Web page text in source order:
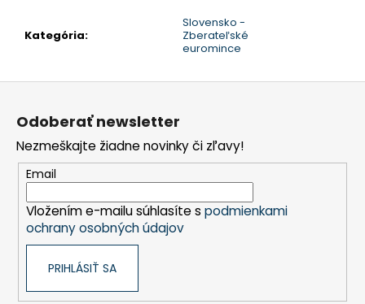
Kategória:
Slovensko -
Zberateľské
euromince
Z
Odoberať newsletter
Nezmeškajte žiadne novinky či zľavy!
Email
Vložením e-mailu súhlasíte s podmienkami
ochrany osobných údajov
PRIHLÁSIŤ SA